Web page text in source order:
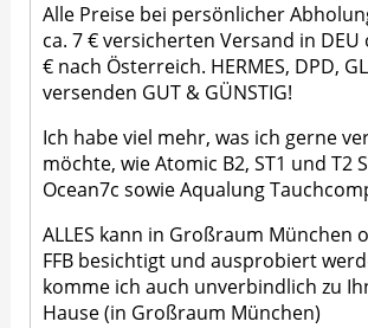
Alle Preise bei persönlicher
ca. 7 € versicherten Versand in
€ nach Österreich. HERMES, DPD,
versenden GUT & GÜNSTIG!
Ich habe viel mehr, was ich gerne
möchte, wie Atomic B2, ST1 und T2
Ocean7c sowie Aqualung
ALLES kann in Großraum München
FFB besichtigt und ausprobiert
komme ich auch unverbindlich zu
Hause (in Großraum München)